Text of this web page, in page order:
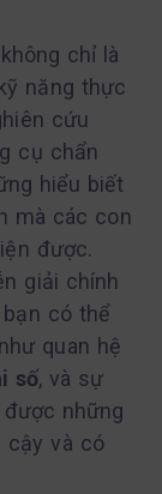
không chỉ là
năng thực
cứu
cụ chẩn
hiểu biết
mà các con
được.
giải chính
có thể
quan hệ
số, và sự
những
cậy và có